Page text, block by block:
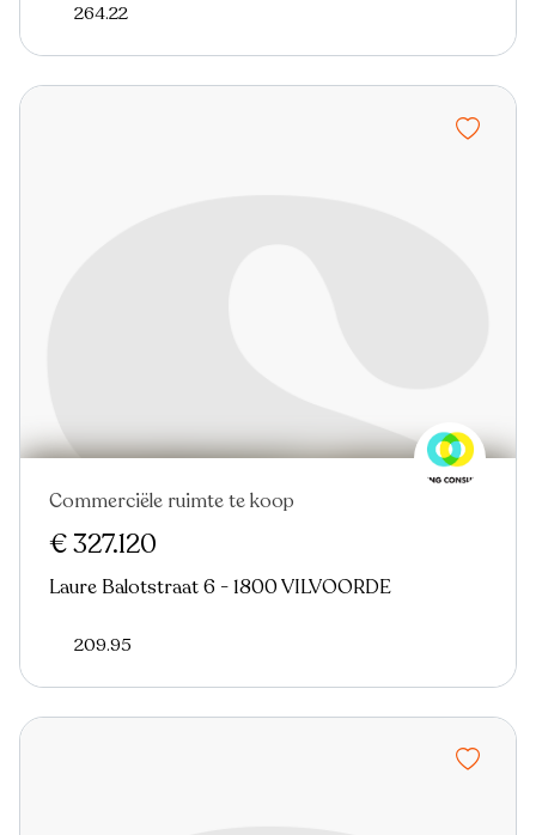
264.22
Commerciële ruimte te koop
€ 327.120
Laure Balotstraat 6 - 1800 VILVOORDE
209.95